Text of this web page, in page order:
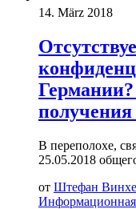
14. März 2018
В переполохе,
25.05.2018
от Штефан
Информационная